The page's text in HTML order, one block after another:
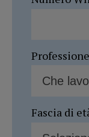
Professione
Fascia di